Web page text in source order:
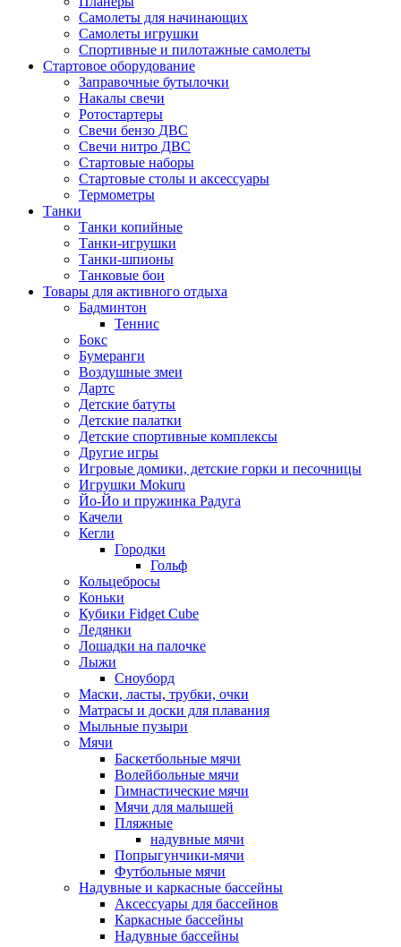
Самолеты для начинающих
Самолеты игрушки
Спортивные и пилотажные самолеты
Стартовое оборудование
Заправочные бутылочки
Накалы свечи
Ротостартеры
Свечи бензо ДВС
Свечи нитро ДВС
Стартовые наборы
Стартовые столы и аксессуары
Термометры
Танки
Танки копийные
Танки-игрушки
Танки-шпионы
Танковые бои
Товары для активного отдыха
Бадминтон
Теннис
Бокс
Бумеранги
Воздушные змеи
Дартс
Детские батуты
Детские палатки
Детские спортивные комплексы
Другие игры
Игровые домики, детские горки и песочницы
Игрушки Mokuru
Йо-Йо и пружинка Радуга
Качели
Кегли
Городки
Гольф
Кольцебросы
Коньки
Кубики Fidget Cube
Ледянки
Лошадки на палочке
Лыжи
Сноуборд
Маски, ласты, трубки, очки
Матрасы и доски для плавания
Мыльные пузыри
Мячи
Баскетбольные мячи
Волейбольные мячи
Гимнастические мячи
Мячи для малышей
Пляжные
надувные мячи
Попрыгунчики-мячи
Футбольные мячи
Надувные и каркасные бассейны
Аксессуары для бассейнов
Каркасные бассейны
Надувные бассейны